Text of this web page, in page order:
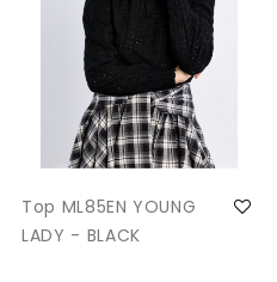
Top ML85EN YOUNG
LADY - BLACK